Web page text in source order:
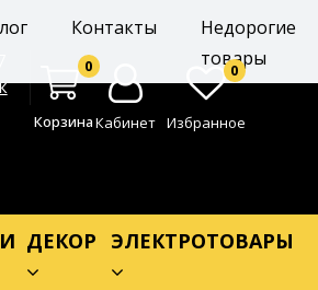
Контакты
Недорогие
товары
0
КорзинаКабинет
0
Избранное
ДЕКОР ЭЛЕКТРОТОВАРЫ